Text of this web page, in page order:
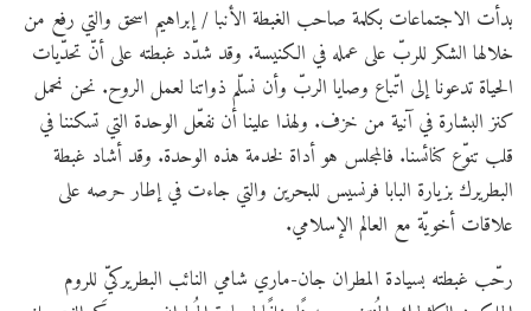
بدأت الاجتماعات بكلمة صاحب الغبطة الأنبا / إبراهيم اسحق والتي رفع من
خلالها الشكر للربّ على عمله في الكنيسة. وقد شدّد غبطته على أنّ تحدّيات
الحياة تدعونا إلى اتّباع وصايا الربّ وأن نسلّم ذواتنا لعمل الروح. نحن نحمل
كنز البشارة في آنية من خزف. ولهذا علينا أن نفعّل الوحدة التي تسكننا في
قلب تنوّع كنائسنا. فالمجلس هو أداة لخدمة هذه الوحدة. وقد أشاد غبطة
البطريرك بزيارة البابا فرنسيس للبحرين والتي جاءت في إطار حرصه على
علاقات أخويّة مع العالم الإسلامي.
رحّب غبطته بسيادة المطران جان-ماري شامي النائب البطريركيّ للروم